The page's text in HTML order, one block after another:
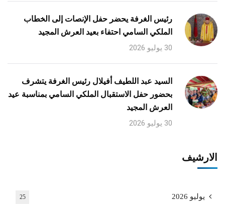
رئيس الغرفة يحضر حفل الإنصات إلى الخطاب
الملكي السامي احتفاء بعيد العرش المجيد
30 يوليو 2026
السيد عبد اللطيف أفيلال رئيس الغرفة يتشرف
بحضور حفل الاستقبال الملكي السامي بمناسبة عيد
العرش المجيد
30 يوليو 2026
الارشيف
يوليو 2026 25